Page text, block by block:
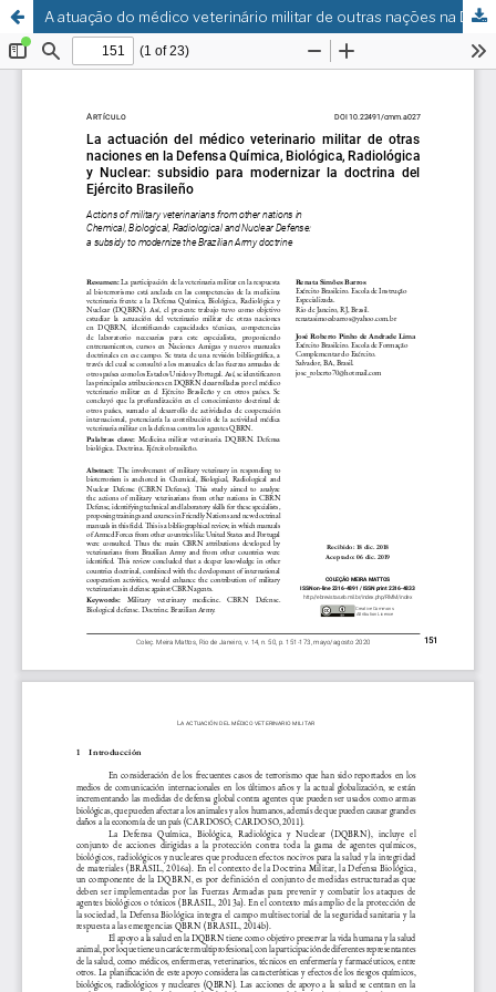
A atuação do médico veterinário militar de outras nações na Defesa Química, Biológica, Radiológica e Nuclear